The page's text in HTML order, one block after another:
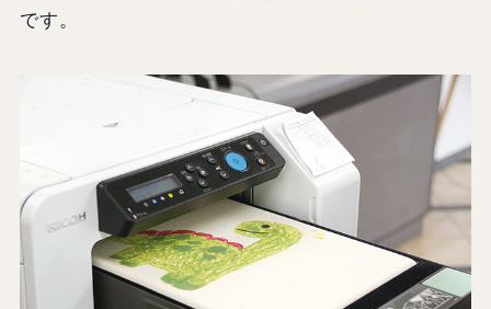
です。